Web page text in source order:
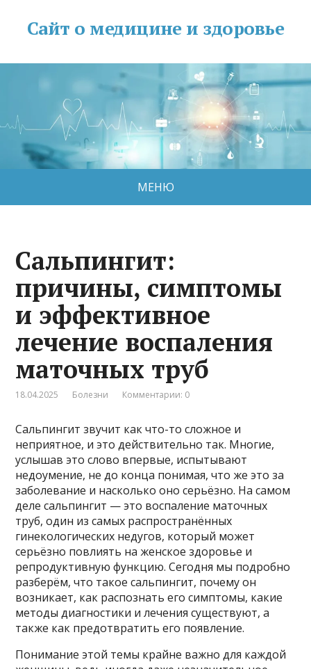
Сайт о медицине и здоровье
МЕНЮ
Сальпингит:
причины, симптомы
и эффективное
лечение воспаления
маточных труб
18.04.2025 Болезни Комментарии: 0
Сальпингит звучит как что-то сложное и
неприятное, и это действительно так. Многие,
услышав это слово впервые, испытывают
недоумение, не до конца понимая, что же это за
заболевание и насколько оно серьёзно. На самом
деле сальпингит — это воспаление маточных
труб, один из самых распространённых
гинекологических недугов, который может
серьёзно повлиять на женское здоровье и
репродуктивную функцию. Сегодня мы подробно
разберём, что такое сальпингит, почему он
возникает, как распознать его симптомы, какие
методы диагностики и лечения существуют, а
также как предотвратить его появление.
Понимание этой темы крайне важно для каждой